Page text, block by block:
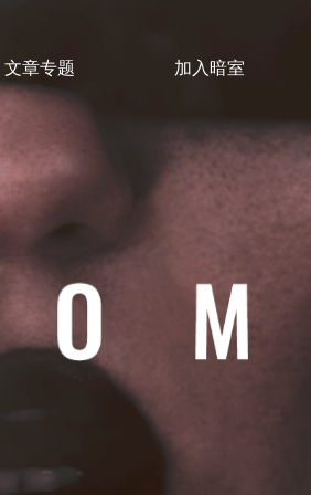
文章专题 加入暗室